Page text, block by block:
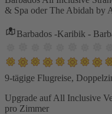
& Spa oder The Abidah by
Barbados -Karibik -
9-tägige Flugreise,
Upgrade auf All Inclusive
pro Zimmer